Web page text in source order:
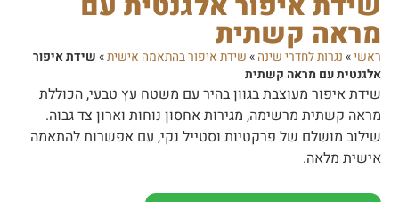
מראה קשתית
ראשי» נגרות לחדרי שינה » שידת איפור בהתאמה אישית» שידת איפור
אלגנטית עם מראה קשתית
שידת איפור מעוצבת בגוון בהיר עם משטח עץ טבעי, הכוללת
מראה קשתית מרשימה, מגירות אחסון נוחות וארון צד גבוה.
שילוב מושלם של פרקטיות וסטייל נקי, עם אפשרות להתאמה
אישית מלאה.